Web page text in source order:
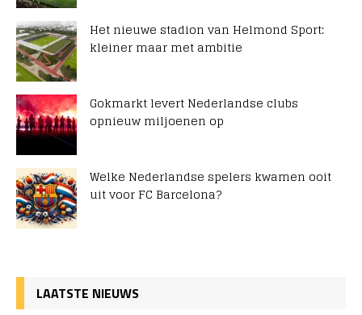
Het nieuwe stadion van Helmond Sport:
kleiner maar met ambitie
Gokmarkt levert Nederlandse clubs
opnieuw miljoenen op
Welke Nederlandse spelers kwamen ooit
uit voor FC Barcelona?
LAATSTE NIEUWS